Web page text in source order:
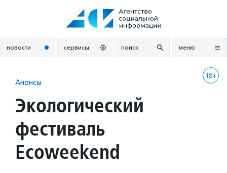
новости сервисы поиск меню
18+
Анонсы
Экологический
фестиваль
Ecoweekend